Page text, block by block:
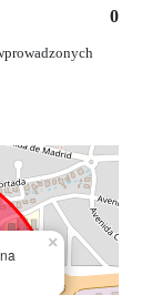
0
×